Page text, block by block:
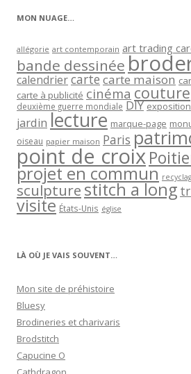
MON NUAGE…
allégorie art contemporain art trading
bande dessinée
calendriercartecarte maison
carte à publicité cinéma couture
deuxième guerre mondiale DIY exposition
jardin lecture marque-page
oiseau papier maison Paris
point de croix
projet en commun
sculpturestitch a long
visite États-Unis église
LÀ OÙ JE VAIS SOUVENT…
Mon site de préhistoire
Bluesy
Brodineries et charivaris
Brodstitch
Capucine O